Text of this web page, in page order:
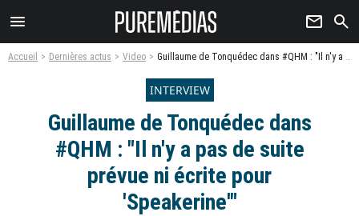
menu newsletter search
Accueil Dernières actus Video Guillaume de Tonquédec dans #QHM : "Il n'y a pas de suite prévue ni écrite pour 'Speakerine'"
INTERVIEW
Guillaume de Tonquédec dans
#QHM : "Il n'y a pas de suite
prévue ni écrite pour
'Speakerine'"